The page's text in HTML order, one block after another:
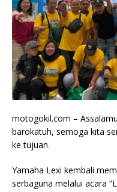
motogokil.com –
barokatuh, semoga kita
ke tujuan.
Yamaha Lexi kembali
serbaguna melalui acara